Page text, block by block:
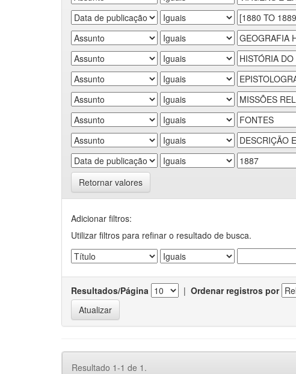
Retornar valores
Adicionar filtros:
Utilizar filtros para refinar o resultado de busca.
Resultados/Página | Ordenar registros por
Resultado 1-1 de 1.